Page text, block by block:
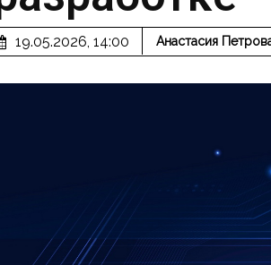
19.05.2026, 14:00 Анастасия